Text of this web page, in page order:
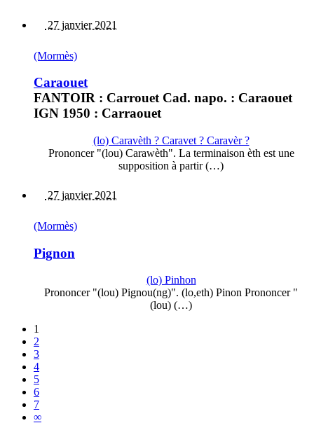
27 janvier 2021
(Mormès)
Caraouet
FANTOIR : Carrouet Cad. napo. : Caraouet
IGN 1950 : Carraouet
(lo) Caravèth ? Caravet ? Caravèr ?
Prononcer "(lou) Carawèth". La terminaison èth est une
supposition à partir (…)
27 janvier 2021
(Mormès)
Pignon
(lo) Pinhon
Prononcer "(lou) Pignou(ng)". (lo,eth) Pinon Prononcer "
(lou) (…)
1
2
3
4
5
6
7
∞